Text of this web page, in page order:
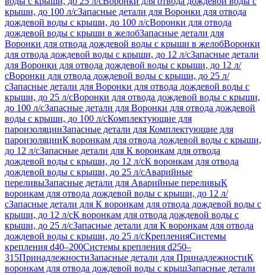
крыши, до 100 л/сЗапасные детали для Воронки для отвода
дождевой воды с крыши, до 100 л/сВоронки для отвода
дождевой воды с крыши в желобЗапасные детали для
Воронки для отвода дождевой воды с крыши в желобВоронки
для отвода дождевой воды с крыши, до 12 л/сЗапасные детали
для Воронки для отвода дождевой воды с крыши, до 12 л/
сВоронки для отвода дождевой воды с крыши, до 25 л/
сЗапасные детали для Воронки для отвода дождевой воды с
крыши, до 25 л/сВоронки для отвода дождевой воды с крыши,
до 100 л/сЗапасные детали для Воронки для отвода дождевой
воды с крыши, до 100 л/сКомплектующие для
пароизоляцииЗапасные детали для Комплектующие для
пароизоляцииК воронкам для отвода дождевой воды с крыши,
до 12 л/сЗапасные детали для К воронкам для отвода
дождевой воды с крыши, до 12 л/сК воронкам для отвода
дождевой воды с крыши, до 25 л/сАварийные
переливыЗапасные детали для Аварийные переливыК
воронкам для отвода дождевой воды с крыши, до 12 л/
сЗапасные детали для К воронкам для отвода дождевой воды с
крыши, до 12 л/сК воронкам для отвода дождевой воды с
крыши, до 25 л/сЗапасные детали для К воронкам для отвода
дождевой воды с крыши, до 25 л/сКрепленияСистемы
крепления d40–200Системы крепления d250–
315ПринадлежностиЗапасные детали для ПринадлежностиК
воронкам для отвода дождевой воды с крышЗапасные детали